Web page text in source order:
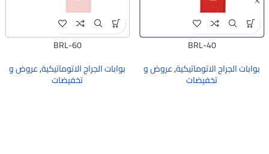
BRL-40
بوابات الجراج الاتوماتيكية,عروض و
تخفيضات
BRL-60
بوابات الجراج الاتوماتيكية,عروض و
تخفيضات